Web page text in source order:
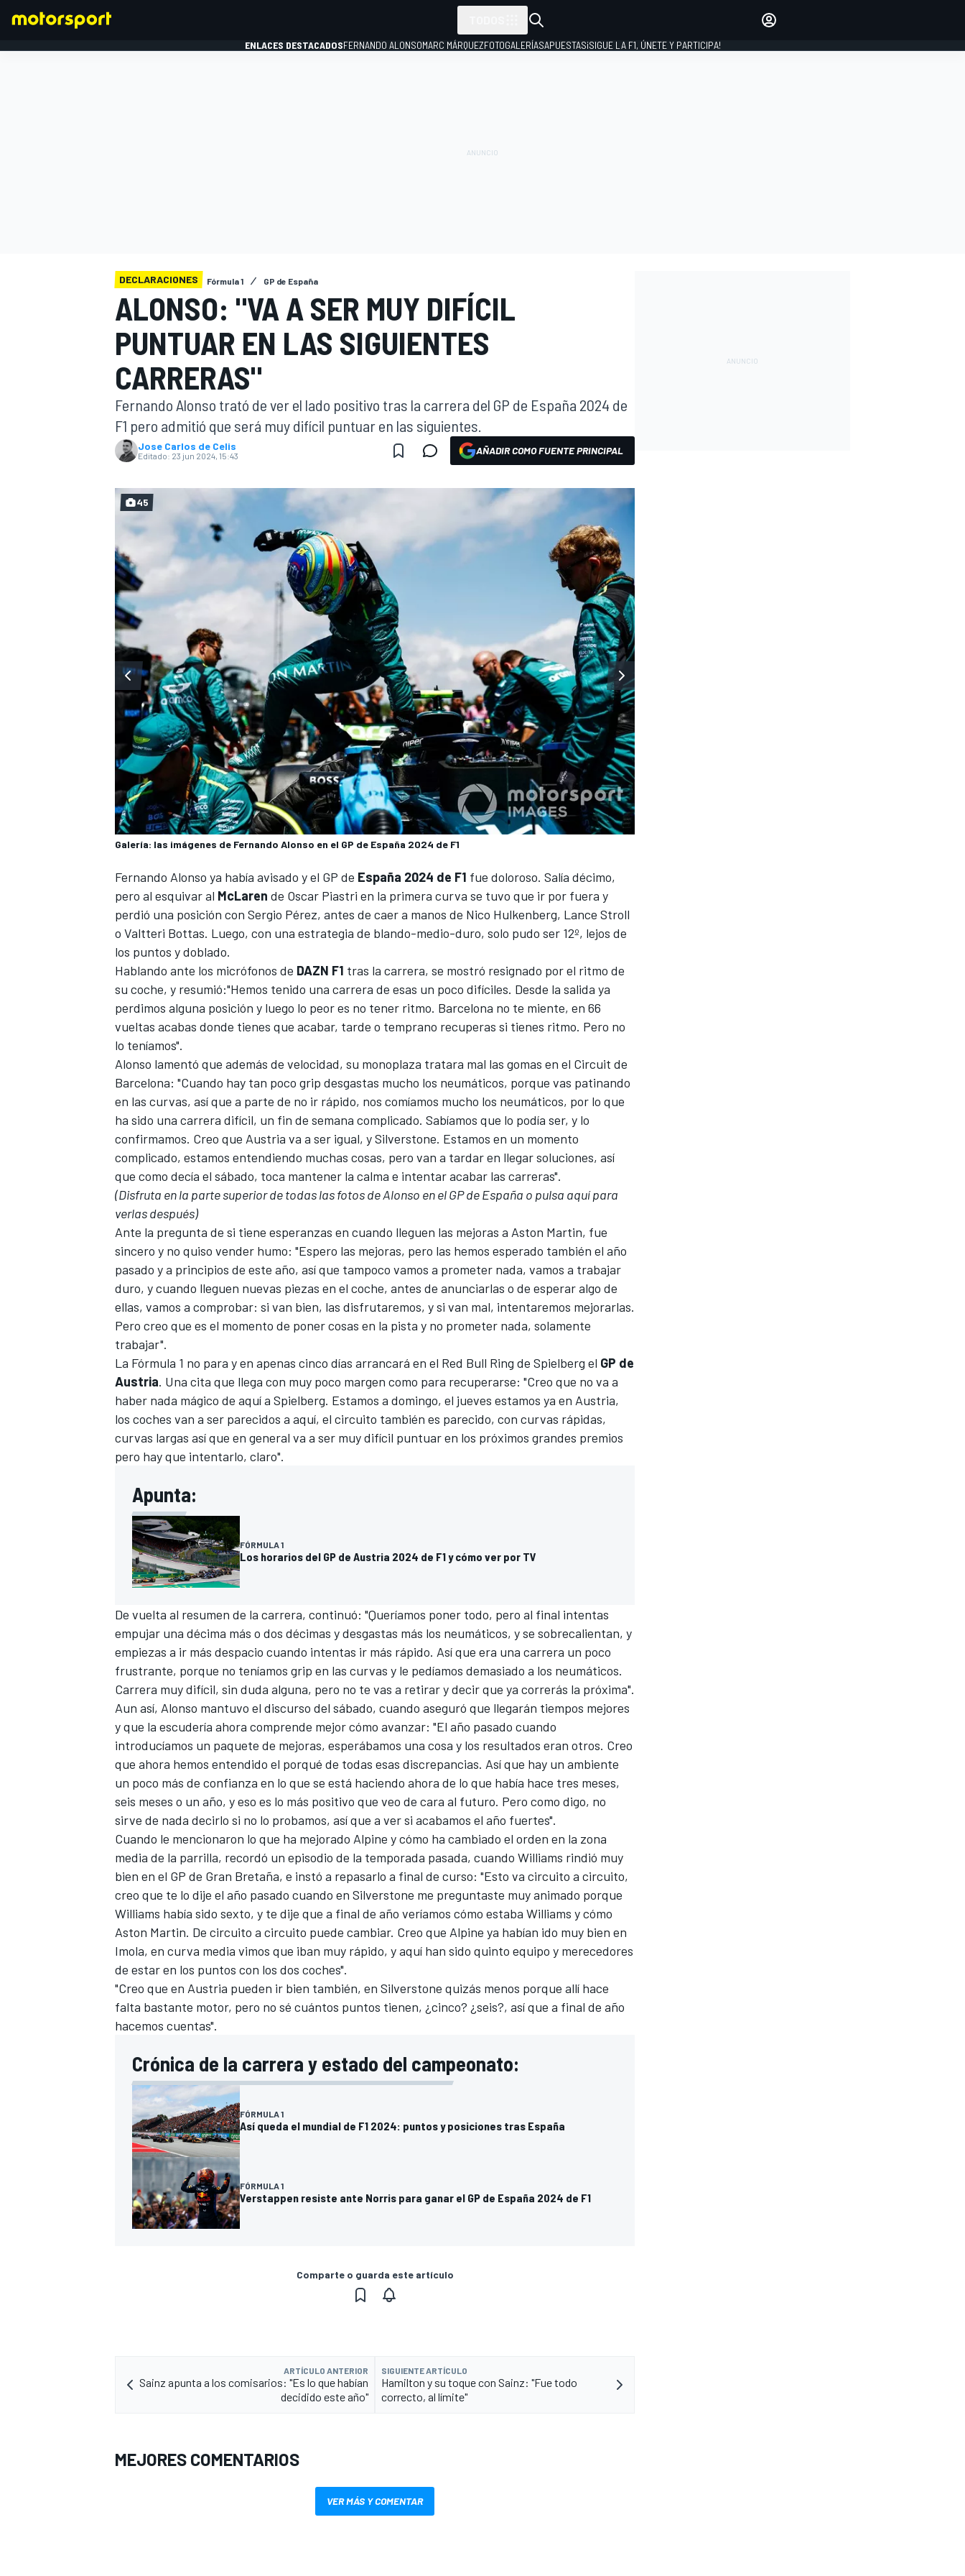
WEC FÓRMULA E
ENLACES DESTACADOSFERNANDO ALONSOMARC MÁRQUEZFOTOGALERÍASAPUESTAS¡SIGUE LA F1, ÚNETE Y PARTICIPA!
DECLARACIONES Fórmula 1 GP de España
ALONSO: "VA A SER MUY DIFÍCIL
PUNTUAR EN LAS SIGUIENTES
CARRERAS"
Fernando Alonso trató de ver el lado positivo tras la carrera del GP de España 2024 de
F1 pero admitió que será muy difícil puntuar en las siguientes.
Jose Carlos de Celis
Editado: 23 jun 2024, 15:43 AÑADIR COMO FUENTE PRINCIPAL
Galería: las imágenes de Fernando Alonso en el GP de España 2024 de F1
45
Fernando Alonso ya había avisado y el GP de España 2024 de F1 fue doloroso. Salía décimo,
pero al esquivar al McLaren de Oscar Piastri en la primera curva se tuvo que ir por fuera y
perdió una posición con Sergio Pérez, antes de caer a manos de Nico Hulkenberg, Lance Stroll
o Valtteri Bottas. Luego, con una estrategia de blando-medio-duro, solo pudo ser 12º, lejos de
los puntos y doblado.
Hablando ante los micrófonos de DAZN F1 tras la carrera, se mostró resignado por el ritmo de
su coche, y resumió:"Hemos tenido una carrera de esas un poco difíciles. Desde la salida ya
perdimos alguna posición y luego lo peor es no tener ritmo. Barcelona no te miente, en 66
vueltas acabas donde tienes que acabar, tarde o temprano recuperas si tienes ritmo. Pero no
lo teníamos".
Alonso lamentó que además de velocidad, su monoplaza tratara mal las gomas en el Circuit de
Barcelona: "Cuando hay tan poco grip desgastas mucho los neumáticos, porque vas patinando
en las curvas, así que a parte de no ir rápido, nos comíamos mucho los neumáticos, por lo que
ha sido una carrera difícil, un fin de semana complicado. Sabíamos que lo podía ser, y lo
confirmamos. Creo que Austria va a ser igual, y Silverstone. Estamos en un momento
complicado, estamos entendiendo muchas cosas, pero van a tardar en llegar soluciones, así
que como decía el sábado, toca mantener la calma e intentar acabar las carreras".
(Disfruta en la parte superior de todas las fotos de Alonso en el GP de España o pulsa aquí para
verlas después)
Ante la pregunta de si tiene esperanzas en cuando lleguen las mejoras a Aston Martin, fue
sincero y no quiso vender humo: "Espero las mejoras, pero las hemos esperado también el año
pasado y a principios de este año, así que tampoco vamos a prometer nada, vamos a trabajar
duro, y cuando lleguen nuevas piezas en el coche, antes de anunciarlas o de esperar algo de
ellas, vamos a comprobar: si van bien, las disfrutaremos, y si van mal, intentaremos mejorarlas.
Pero creo que es el momento de poner cosas en la pista y no prometer nada, solamente
trabajar".
La Fórmula 1 no para y en apenas cinco días arrancará en el Red Bull Ring de Spielberg el GP de
Austria. Una cita que llega con muy poco margen como para recuperarse: "Creo que no va a
haber nada mágico de aquí a Spielberg. Estamos a domingo, el jueves estamos ya en Austria,
los coches van a ser parecidos a aquí, el circuito también es parecido, con curvas rápidas,
curvas largas así que en general va a ser muy difícil puntuar en los próximos grandes premios
pero hay que intentarlo, claro".
Apunta:
FÓRMULA 1
Los horarios del GP de Austria 2024 de F1 y cómo ver por TV
De vuelta al resumen de la carrera, continuó: "Queríamos poner todo, pero al final intentas
empujar una décima más o dos décimas y desgastas más los neumáticos, y se sobrecalientan, y
empiezas a ir más despacio cuando intentas ir más rápido. Así que era una carrera un poco
frustrante, porque no teníamos grip en las curvas y le pedíamos demasiado a los neumáticos.
Carrera muy difícil, sin duda alguna, pero no te vas a retirar y decir que ya correrás la próxima".
Aun así, Alonso mantuvo el discurso del sábado, cuando aseguró que llegarán tiempos mejores
y que la escudería ahora comprende mejor cómo avanzar: "El año pasado cuando
introducíamos un paquete de mejoras, esperábamos una cosa y los resultados eran otros. Creo
que ahora hemos entendido el porqué de todas esas discrepancias. Así que hay un ambiente
un poco más de confianza en lo que se está haciendo ahora de lo que había hace tres meses,
seis meses o un año, y eso es lo más positivo que veo de cara al futuro. Pero como digo, no
sirve de nada decirlo si no lo probamos, así que a ver si acabamos el año fuertes".
Cuando le mencionaron lo que ha mejorado Alpine y cómo ha cambiado el orden en la zona
media de la parrilla, recordó un episodio de la temporada pasada, cuando Williams rindió muy
bien en el GP de Gran Bretaña, e instó a repasarlo a final de curso: "Esto va circuito a circuito,
creo que te lo dije el año pasado cuando en Silverstone me preguntaste muy animado porque
Williams había sido sexto, y te dije que a final de año veríamos cómo estaba Williams y cómo
Aston Martin. De circuito a circuito puede cambiar. Creo que Alpine ya habían ido muy bien en
Imola, en curva media vimos que iban muy rápido, y aquí han sido quinto equipo y merecedores
de estar en los puntos con los dos coches".
"Creo que en Austria pueden ir bien también, en Silverstone quizás menos porque allí hace
falta bastante motor, pero no sé cuántos puntos tienen, ¿cinco? ¿seis?, así que a final de año
hacemos cuentas".
Crónica de la carrera y estado del campeonato:
FÓRMULA 1
Así queda el mundial de F1 2024: puntos y posiciones tras España
FÓRMULA 1
Verstappen resiste ante Norris para ganar el GP de España 2024 de F1
Comparte o guarda este artículo
ARTÍCULO ANTERIOR
Sainz apunta a los comisarios: "Es lo que habían
decidido este año"
SIGUIENTE ARTÍCULO
Hamilton y su toque con Sainz: "Fue todo
correcto, al límite"
MEJORES COMENTARIOS
VER MÁS Y COMENTAR